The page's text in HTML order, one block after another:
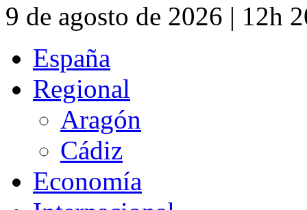
9 de agosto de 2026 | 12h
España
Regional
Aragón
Cádiz
Economía